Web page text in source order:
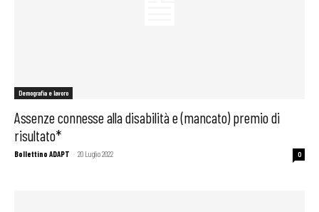
Demografia e lavoro
Assenze connesse alla disabilità e (mancato) premio di
risultato*
Bollettino ADAPT - 20 Luglio 2022 0